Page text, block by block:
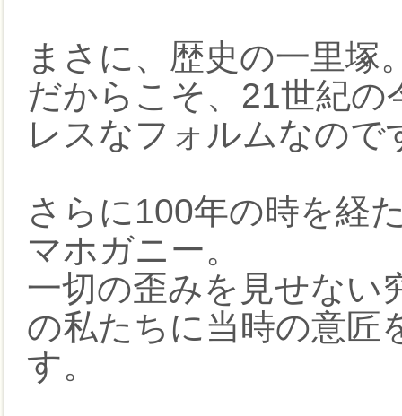
まさに、歴史の一里塚
だからこそ、21世紀
レスなフォルムなので
さらに100年の時を経
マホガニー。
一切の歪みを見せない
の私たちに当時の意匠
す。